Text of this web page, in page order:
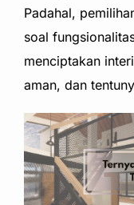
Padahal,
soal
menciptakan
aman, dan